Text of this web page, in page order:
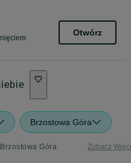
Otwórz
Brzostowa Góra
Góra Zobacz